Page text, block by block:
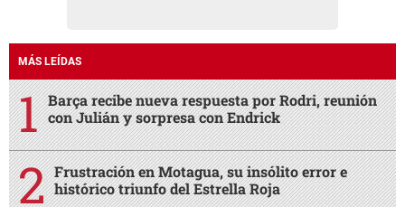
MÁS LEÍDAS
Barça recibe nueva respuesta por Rodri, reunión
con Julián y sorpresa con Endrick
Frustración en Motagua, su insólito error e
histórico triunfo del Estrella Roja